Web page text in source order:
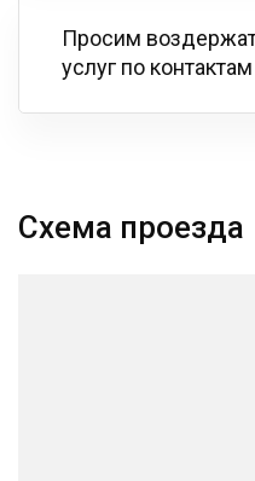
Просим
услуг по
Схема проезда